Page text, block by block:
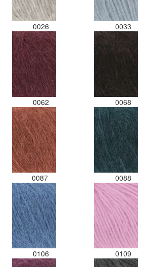
0026 0033
0062 0068
0087 0088
0106 0109